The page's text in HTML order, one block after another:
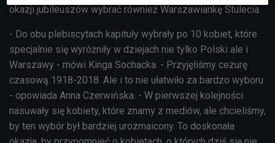
okazji jubileuszów wybrać również Warszawiankę Stulecia.
- Do obu plebiscytach kapituły wybrały po 10 kobiet, które
specjalnie się wyróżniły w dziejach nie tylko Polski ale i
Warszawy - mówi Kinga Sochacka. - Przyjęliśmy cezurę
czasową 1918-2018. Ale i to nie ułatwiło za bardzo wyboru
- opowiada Anna Czerwińska. - W pierwszej kolejności
nasuwały się kobiety, które znamy z mediów, ale chcieliśmy,
by ten wybór był bardziej urozmaicony. To doskonała